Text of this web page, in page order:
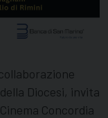
Diocesi, invita
Concordia